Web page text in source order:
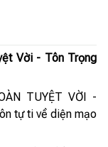
Vời - Tôn Trọng
TUYỆT VỜI -
tự ti về diện mạo